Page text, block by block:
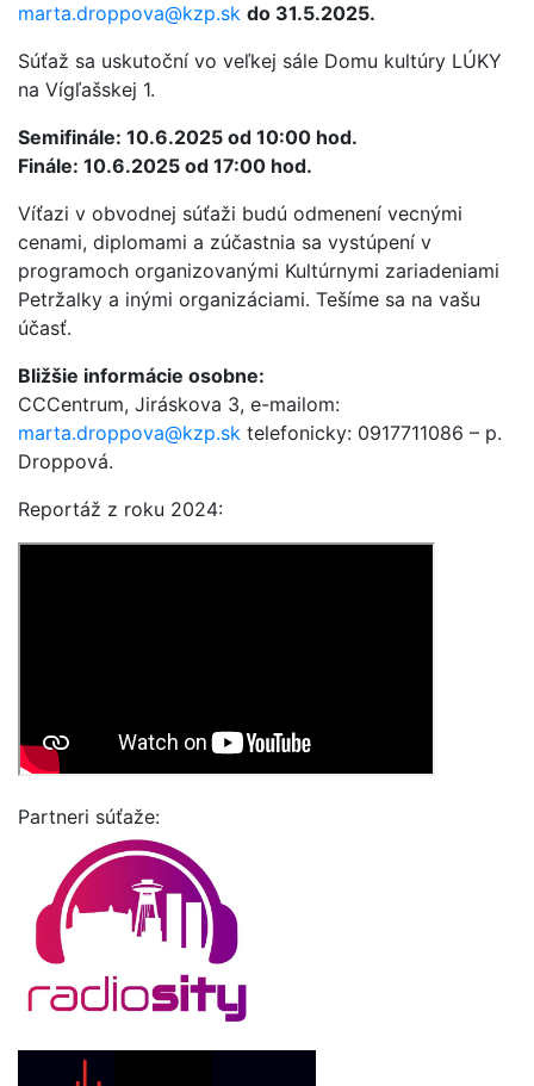
marta.droppova@kzp.sk do 31.5.2025.
Súťaž sa uskutoční vo veľkej sále Domu kultúry LÚKY
na Vígľašskej 1.
Semifinále: 10.6.2025 od 10:00 hod.
Finále: 10.6.2025 od 17:00 hod.
Víťazi v obvodnej súťaži budú odmenení vecnými
cenami, diplomami a zúčastnia sa vystúpení v
programoch organizovanými Kultúrnymi zariadeniami
Petržalky a inými organizáciami. Tešíme sa na vašu
účasť.
Bližšie informácie osobne:
CCCentrum, Jiráskova 3, e-mailom:
marta.droppova@kzp.sk telefonicky: 0917711086 – p.
Droppová.
Reportáž z roku 2024:
Partneri súťaže: